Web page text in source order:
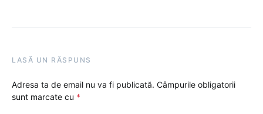
LASĂ UN RĂSPUNS
Adresa ta de email nu va fi publicată. Câmpurile obligatorii
sunt marcate cu *